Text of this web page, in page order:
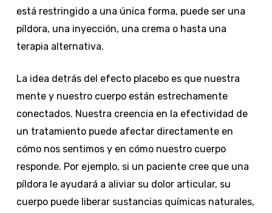
está restringido a una única forma, puede ser una
píldora, una inyección, una crema o hasta una
terapia alternativa.
La idea detrás del efecto placebo es que nuestra
mente y nuestro cuerpo están estrechamente
conectados. Nuestra creencia en la efectividad de
un tratamiento puede afectar directamente en
cómo nos sentimos y en cómo nuestro cuerpo
responde. Por ejemplo, si un paciente cree que una
píldora le ayudará a aliviar su dolor articular, su
cuerpo puede liberar sustancias químicas naturales,